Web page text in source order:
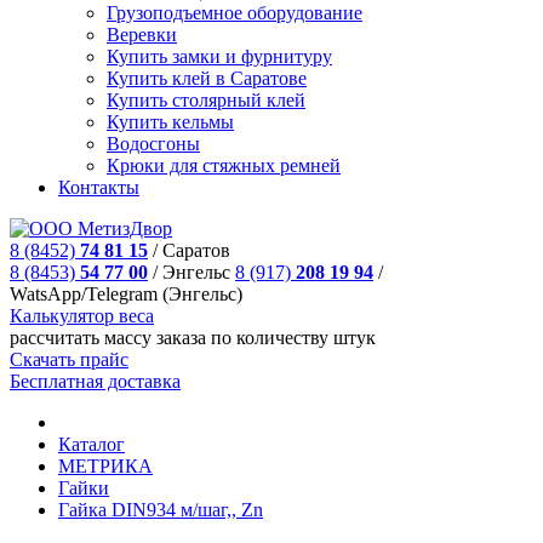
Грузоподъемное оборудование
Веревки
Купить замки и фурнитуру
Купить клей в Саратове
Купить столярный клей
Купить кельмы
Водосгоны
Крюки для стяжных ремней
Контакты
8 (8452) 74 81 15 /Саратов
8 (8453) 54 77 00 /Энгельс 8 (917) 208 19 94 /
WatsApp/Telegram (Энгельс)
Калькулятор веса
рассчитать массу заказа по количеству штук
Скачать прайс
Бесплатная доставка
Каталог
МЕТРИКА
Гайки
Гайкa DIN934 м/шаг,, Zn